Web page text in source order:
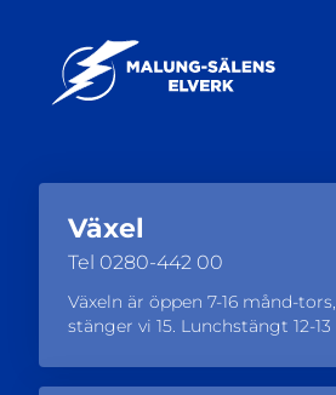
Växel
Tel 0280-442 00
Växeln är öppen 7-16 månd-
stänger vi 15. Lunchstängt 12-13